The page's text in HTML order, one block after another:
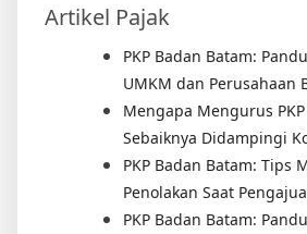
Artikel Pajak
PKP Badan Batam:
UMKM dan Perusahaan
Mengapa Mengurus
Sebaiknya Didampingi
PKP Badan Batam: Tips
Penolakan Saat
PKP Badan Batam: